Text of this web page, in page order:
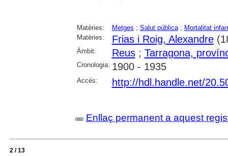
Matèries: Metges ; Salut pública; Mortalitat
Matèries:
Frias i Roig, Alexandre
Àmbit: Reus; Tarragona,
Cronologia: 1900 - 1935
Accés: http://hdl.handle.net/
Enllaç permanent a aquest
2 / 13